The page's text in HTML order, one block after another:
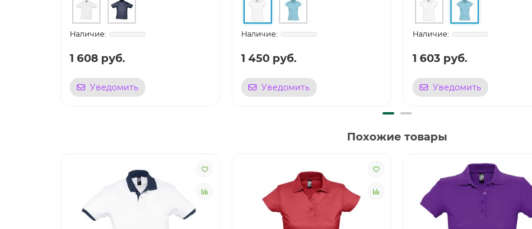
1 608 руб.
Уведомить
1 450 руб.
Уведомить
1 603 руб.
Уведомить
Похожие товары